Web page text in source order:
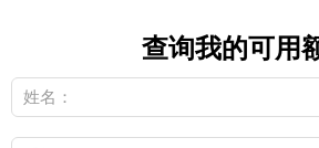
查询我的可用